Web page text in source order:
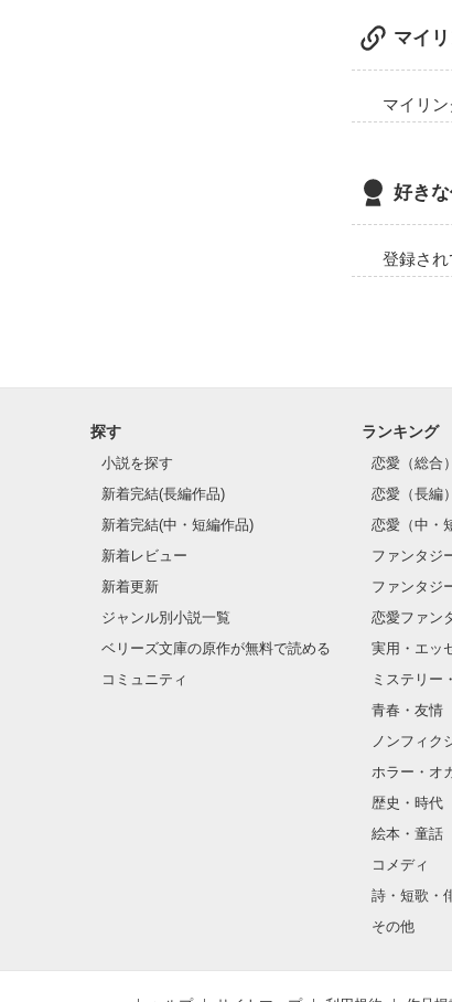
マイ
マイリン
好き
登録され
探す
小説を探す
新着完結(長編作品)
新着完結(中・短編作品)
新着レビュー
新着更新
ジャンル別小説一覧
ベリーズ文庫の原作が無料で読める
コミュニティ
ランキング
恋愛（総合）
恋愛（長編）
恋愛（中・
ファンタジ
ファンタジ
恋愛ファン
実用・エッ
ミステリー
青春・友情
ノンフィク
ホラー・オ
歴史・時代
絵本・童話
コメディ
詩・短歌・
その他